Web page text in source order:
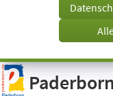
Visuelle
Assistenzsoftware
öffnen.Paderborn